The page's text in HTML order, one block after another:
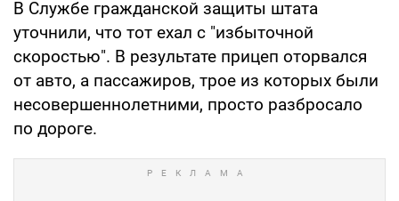
В Службе гражданской защиты штата
уточнили, что тот ехал с "избыточной
скоростью". В результате прицеп оторвался
от авто, а пассажиров, трое из которых были
несовершеннолетними, просто разбросало
по дороге.